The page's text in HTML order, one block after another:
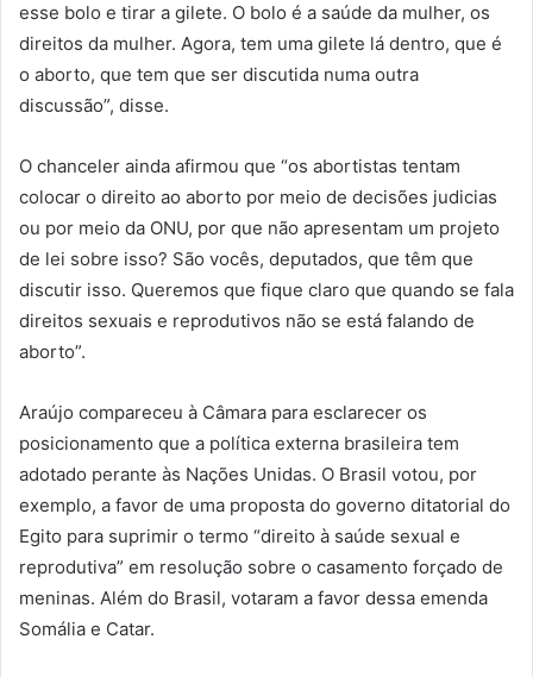
esse bolo e tirar a gilete. O bolo é a saúde da mulher, os
direitos da mulher. Agora, tem uma gilete lá dentro, que é
o aborto, que tem que ser discutida numa outra
discussão”, disse.
O chanceler ainda afirmou que “os abortistas tentam
colocar o direito ao aborto por meio de decisões judicias
ou por meio da ONU, por que não apresentam um projeto
de lei sobre isso? São vocês, deputados, que têm que
discutir isso. Queremos que fique claro que quando se fala
direitos sexuais e reprodutivos não se está falando de
aborto”.
Araújo compareceu à Câmara para esclarecer os
posicionamento que a política externa brasileira tem
adotado perante às Nações Unidas. O Brasil votou, por
exemplo, a favor de uma proposta do governo ditatorial do
Egito para suprimir o termo “direito à saúde sexual e
reprodutiva” em resolução sobre o casamento forçado de
meninas. Além do Brasil, votaram a favor dessa emenda
Somália e Catar.